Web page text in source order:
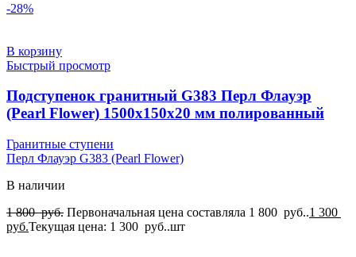
-28%
В корзину
Быстрый просмотр
Подступенок гранитный G383 Перл Флауэр
(Pearl Flower) 1500x150x20 мм полированный
Гранитные ступени
Перл Флауэр G383 (Pearl Flower)
В наличии
1 800руб. Первоначальная цена составляла 1 800 руб..1 300
руб.Текущая цена: 1 300 руб..шт